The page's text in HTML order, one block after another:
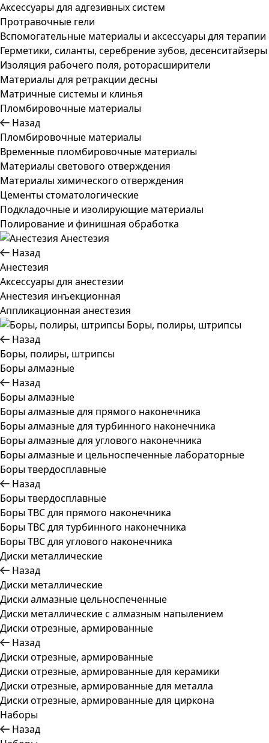
Аксессуары для адгезивных систем
Протравочные гели
Вспомогательные материалы и аксессуары для терапии
Герметики, силанты, серебрение зубов, десенситайзеры
Изоляция рабочего поля, роторасширители
Материалы для ретракции десны
Матричные системы и клинья
Пломбировочные материалы
Назад
Пломбировочные материалы
Временные пломбировочные материалы
Материалы светового отверждения
Материалы химического отверждения
Цементы стоматологические
Подкладочные и изолирующие материалы
Полирование и финишная обработка
Анестезия
Назад
Анестезия
Аксессуары для анестезии
Анестезия инъекционная
Аппликационная анестезия
Боры, полиры, штрипсы
Назад
Боры, полиры, штрипсы
Боры алмазные
Назад
Боры алмазные
Боры алмазные для прямого наконечника
Боры алмазные для турбинного наконечника
Боры алмазные для углового наконечника
Боры алмазные и цельноспеченные лабораторные
Боры твердосплавные
Назад
Боры твердосплавные
Боры ТВС для прямого наконечника
Боры ТВС для турбинного наконечника
Боры ТВС для углового наконечника
Диски металлические
Назад
Диски металлические
Диски алмазные цельноспеченные
Диски металлические с алмазным напылением
Диски отрезные, армированные
Назад
Диски отрезные, армированные
Диски отрезные, армированные для керамики
Диски отрезные, армированные для металла
Диски отрезные, армированные для циркона
Наборы
Назад